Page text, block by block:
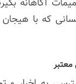
آگاهانه
کسانی که با
معتبر